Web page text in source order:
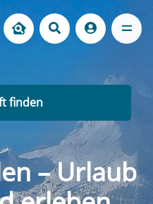
finden
– Urlaub